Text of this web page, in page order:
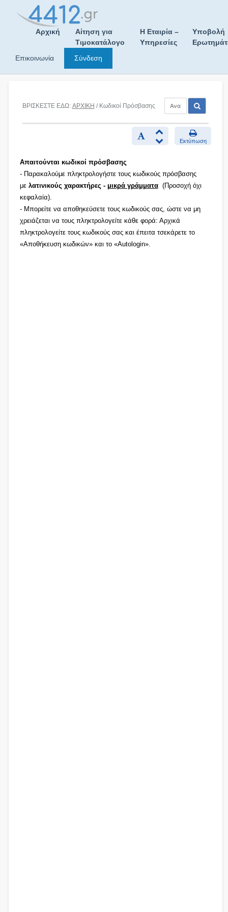
Αρχική
Αίτηση για
Τιμοκατάλογο
Η Εταιρία –
Υπηρεσίες
Υποβολή
Επικοινωνία
Σύνδεση
ΒΡΙΣΚΕΣΤΕ ΕΔΩ: ΑΡΧΙΚΗ / Κωδικοί Πρόσβασης
Εκτύπωση
Απαιτούνται κωδικοί πρόσβασης
- Παρακαλούμε πληκτρολογήστε τους κωδικούς πρόσβασης
με λατινικούς χαρακτήρες - μικρά γράμματα(Προσοχή όχι
κεφαλαία).
- Μπορείτε να αποθηκεύσετε τους κωδικούς σας, ώστε να μη
χρειάζεται να τους πληκτρολογείτε κάθε φορά: Αρχικά
πληκτρολογείτε τους κωδικούς σας και έπειτα τσεκάρετε το
«Αποθήκευση κωδικών» και το «Autologin».